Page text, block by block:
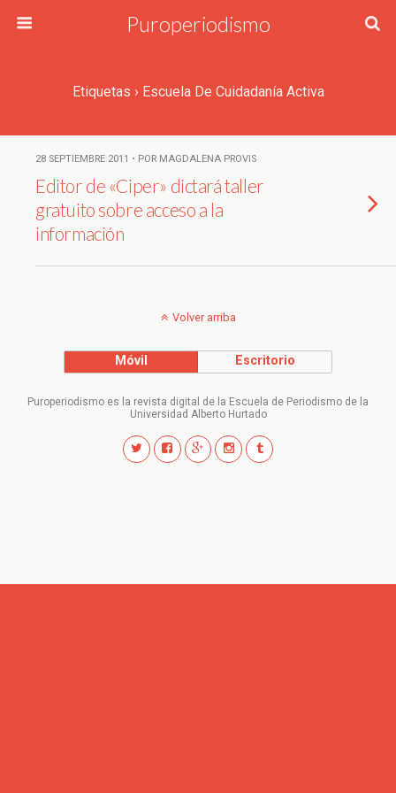
Puroperiodismo
Etiquetas › Escuela De Cuidadanía Activa
28 SEPTIEMBRE 2011 • POR MAGDALENA PROVIS
Editor de «Ciper» dictará taller
gratuito sobre acceso a la
información
Volver arriba
Móvil Escritorio
Puroperiodismo es la revista digital de la Escuela de Periodismo de la
Universidad Alberto Hurtado